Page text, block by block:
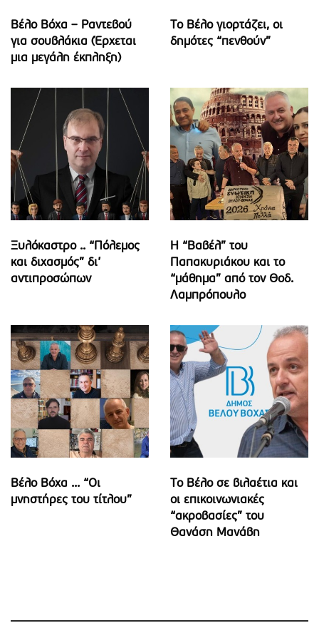
Βέλο Βόχα – Ραντεβού
για σουβλάκια (Έρχεται
μια μεγάλη έκπληξη)
Το Βέλο γιορτάζει, οι
δημότες “πενθούν”
Ξυλόκαστρο .. “Πόλεμος
και διχασμός” δι’
αντιπροσώπων
Η “Βαβέλ” του
Παπακυριάκου και το
“μάθημα” από τον Θοδ.
Λαμπρόπουλο
Βέλο Βόχα ... “Οι
μνηστήρες του τίτλου”
Το Βέλο σε βιλαέτια και
οι επικοινωνιακές
“ακροβασίες” του
Θανάση Μανάβη